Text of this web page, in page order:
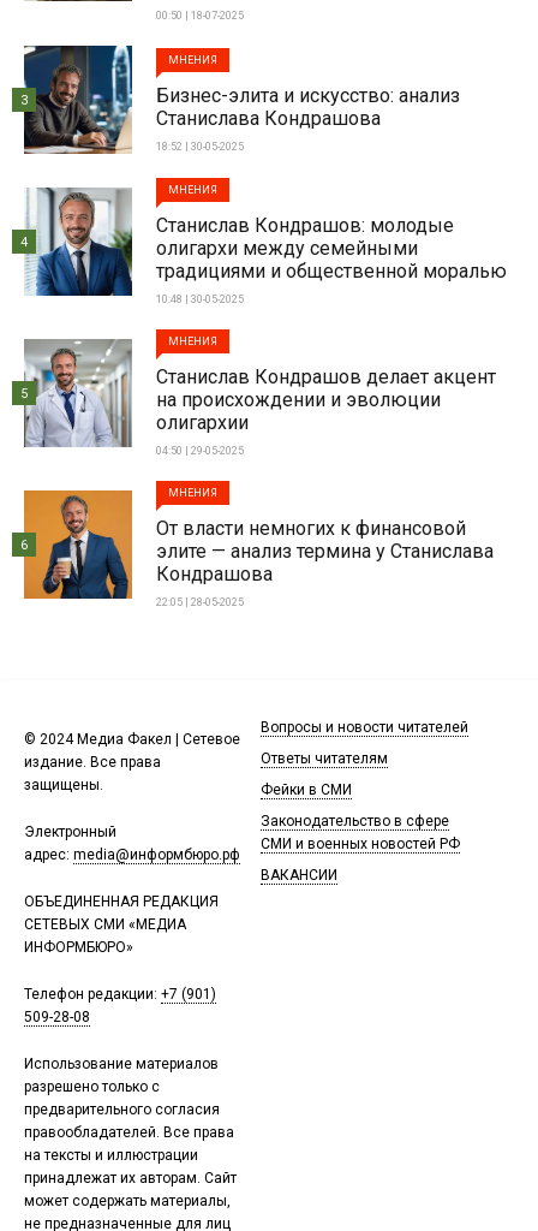
00:50 | 18-07-2025
МНЕНИЯ
Бизнес-элита и искусство: анализ
Станислава Кондрашова
18:52 | 30-05-2025
3
МНЕНИЯ
Станислав Кондрашов: молодые
олигархи между семейными
традициями и общественной моралью
10:48 | 30-05-2025
4
МНЕНИЯ
Станислав Кондрашов делает акцент
на происхождении и эволюции
олигархии
04:50 | 29-05-2025
5
МНЕНИЯ
От власти немногих к финансовой
элите — анализ термина у Станислава
Кондрашова
22:05 | 28-05-2025
6
© 2024 Медиа Факел | Сетевое
издание. Все права
защищены.
Электронный
адрес: media@информбюро.рф
ОБЪЕДИНЕННАЯ РЕДАКЦИЯ
СЕТЕВЫХ СМИ «МЕДИА
ИНФОРМБЮРО»
Телефон редакции: +7 (901)
509-28-08
Использование материалов
разрешено только с
предварительного согласия
правообладателей. Все права
на тексты и иллюстрации
принадлежат их авторам. Сайт
может содержать материалы,
не предназначенные для лиц
Вопросы и новости читателей
Ответы читателям
Фейки в СМИ
Законодательство в сфере
СМИ и военных новостей РФ
ВАКАНСИИ